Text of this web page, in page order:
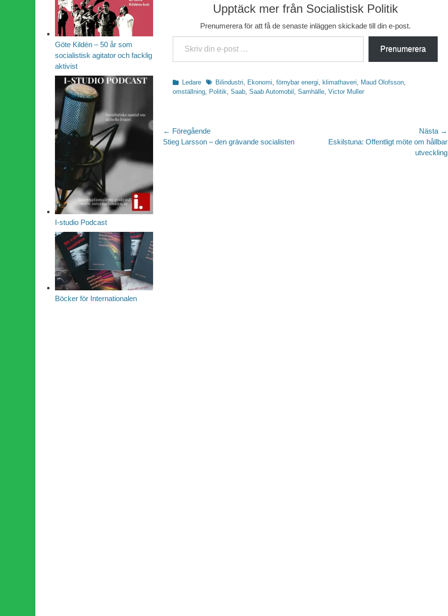
Upptäck mer från Socialistisk Politik
Prenumerera för att få de senaste inläggen skickade till din e-post.
Skriv din e-post …
Prenumerera
Kategorier
Ledare Etiketter
Bilindustri, Ekonomi, förnybar energi, klimathaveri, Maud Olofsson,
omställning, Politik, Saab, Saab Automobil , Samhälle, Victor Muller
Inläggsnavigering
← Föregående
Föregående
Stieg Larsson – den grävande socialisten
Nästa →
Eskilstuna: Offentligt möte om hållbar
utveckling
Göte Kildén – 50 år som
socialistisk agitator och facklig
aktivist
I-studio Podcast
Böcker för Internationalen